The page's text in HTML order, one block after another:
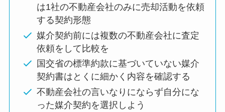
は1社の不動産会社のみに売却活動を依頼
する契約形態
媒介契約前には複数の不動産会社に査定
依頼をして比較を
国交省の標準約款に基づいていない媒介
契約書はとくに細かく内容を確認する
不動産会社の言いなりにならず自分にな
った媒介契約を選択しよう